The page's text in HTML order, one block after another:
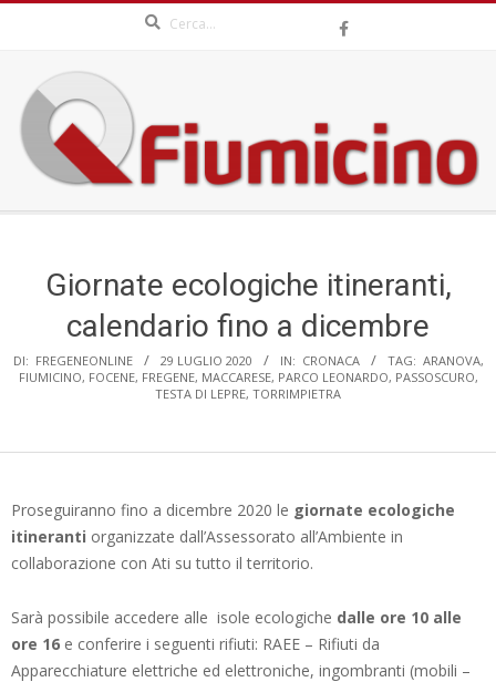
content
QFIUMICINO.COM
Giornate ecologiche itineranti,
calendario fino a dicembre
DI: FREGENEONLINE 29 LUGLIO 2020 IN: CRONACA TAG: ARANOVA,
FIUMICINO, FOCENE, FREGENE, MACCARESE, PARCO LEONARDO, PASSOSCURO,
TESTA DI LEPRE, TORRIMPIETRA
Proseguiranno fino a dicembre 2020 le giornate ecologiche
itineranti organizzate dall’Assessorato all’Ambiente in
collaborazione con Ati su tutto il territorio.
Sarà possibile accedere alle isole ecologiche dalle ore 10 alle
ore 16 e conferire i seguenti rifiuti: RAEE – Rifiuti da
Apparecchiature elettriche ed elettroniche, ingombranti (mobili –